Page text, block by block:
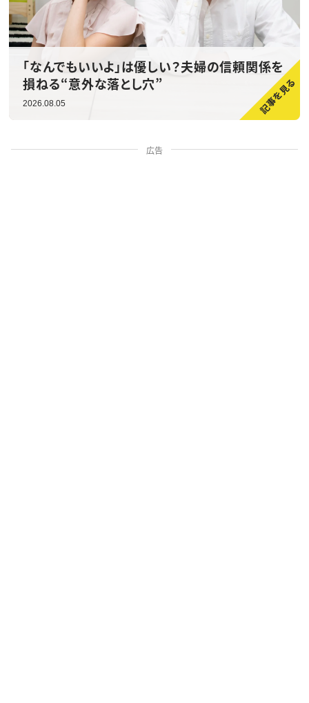
「なんでもいいよ」は優しい？夫婦の信頼関係を
損ねる“意外な落とし穴”
2026.08.05
広告